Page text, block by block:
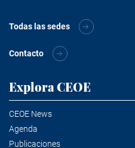
Todas las sedes
Contacto
Explora CEOE
CEOE News
Agenda
Publicaciones